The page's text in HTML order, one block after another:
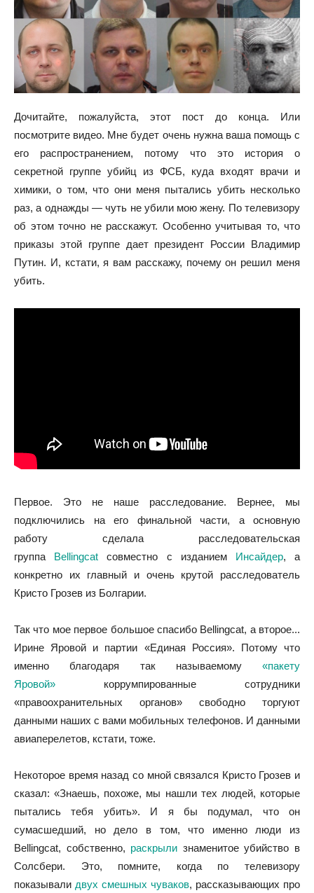
Дочитайте, пожалуйста, этот пост до конца. Или
посмотрите видео. Мне будет очень нужна ваша помощь с
его распространением, потому что это история о
секретной группе убийц из ФСБ, куда входят врачи и
химики, о том, что они меня пытались убить несколько
раз, а однажды — чуть не убили мою жену. По телевизору
об этом точно не расскажут. Особенно учитывая то, что
приказы этой группе дает президент России Владимир
Путин. И, кстати, я вам расскажу, почему он решил меня
убить.
Первое. Это не наше расследование. Вернее, мы
подключились на его финальной части, а основную
работу сделала расследовательская
группа Bellingcat совместно с изданием Инсайдер, а
конкретно их главный и очень крутой расследователь
Кристо Грозев из Болгарии.
Так что мое первое большое спасибо Bellingcat, а второе...
Ирине Яровой и партии «Единая Россия». Потому что
именно благодаря так называемому «пакету
Яровой» коррумпированные сотрудники
«правоохранительных органов» свободно торгуют
данными наших с вами мобильных телефонов. И данными
авиаперелетов, кстати, тоже.
Некоторое время назад со мной связался Кристо Грозев и
сказал: «Знаешь, похоже, мы нашли тех людей, которые
пытались тебя убить». И я бы подумал, что он
сумасшедший, но дело в том, что именно люди из
Bellingcat, собственно, раскрыли знаменитое убийство в
Солсбери. Это, помните, когда по телевизору
показывали двух смешных чуваков, рассказывающих про